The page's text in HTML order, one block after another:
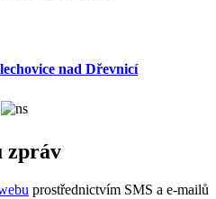
nad Dřevnicí
zpráv
prostřednictvím SMS a e-mailů